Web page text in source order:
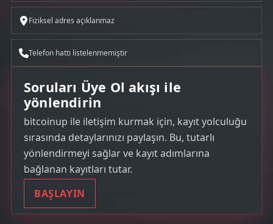
Fiziksel adres açıklanmaz
Telefon hattı listelenmemiştir
Soruları Üye Ol akışı ile
yönlendirin
bitcoinup ile iletişim kurmak için, kayıt yolculuğu
sırasında detaylarınızı paylaşın. Bu, tutarlı
yönlendirmeyi sağlar ve kayıt adımlarına
bağlanan kayıtları tutar.
BAŞLAYIN